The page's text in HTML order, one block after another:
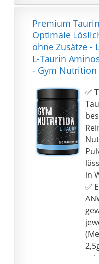
Premium
Optimale
ohne Zusätze -
L-Taurin
- Gym Nutrition
✅
in
✅